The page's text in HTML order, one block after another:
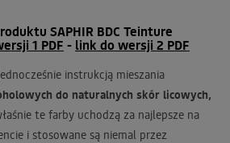
SAPHIR BDC Teinture
1 PDF - link do wersji 2 PDF
instrukcją mieszania
do naturalnych skór licowych,
te farby uchodzą za najlepsze na
i stosowane są niemal przez